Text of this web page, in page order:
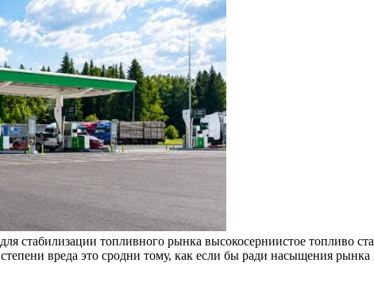
стабилизации топливного рынка высокосерниистое топливо
вреда это сродни тому, как если бы ради насыщения